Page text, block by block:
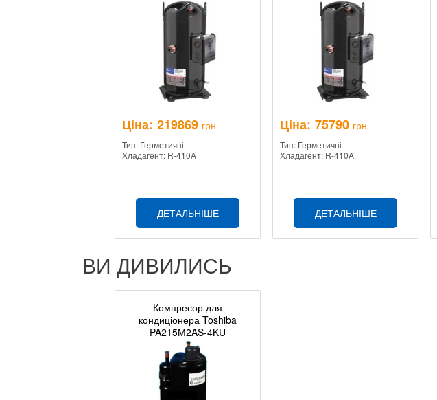
Ціна: 219869 грн
Тип: Герметичні
Хладагент: R-410A
ДЕТАЛЬНІШЕ
Ціна: 75790 грн
Тип: Герметичні
Хладагент: R-410A
ДЕТАЛЬНІШЕ
ВИ ДИВИЛИСЬ
Компресор для
кондиціонера Toshiba
PA215М2AS-4KU